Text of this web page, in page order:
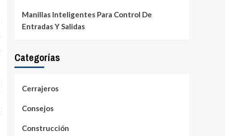
Manillas Inteligentes Para Control De
Entradas Y Salidas
Categorías
Cerrajeros
Consejos
Construcción